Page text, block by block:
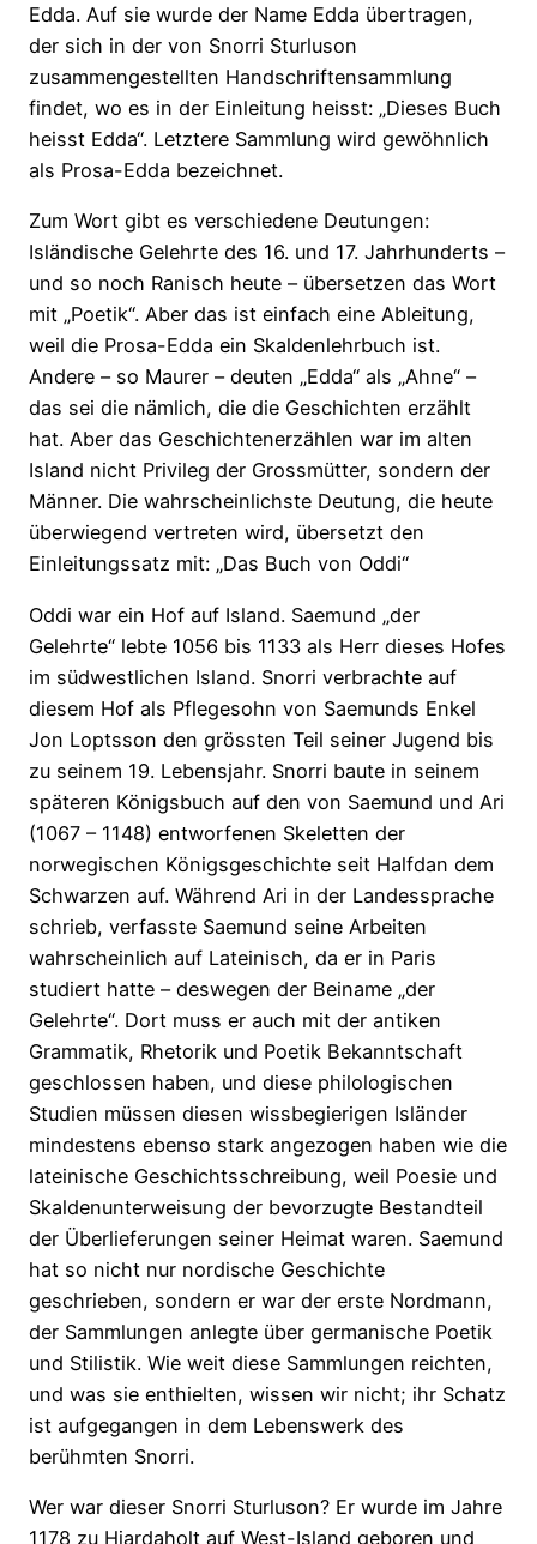
Edda. Auf sie wurde der Name Edda übertragen,
der sich in der von Snorri Sturluson
zusammengestellten Handschriftensammlung
findet, wo es in der Einleitung heisst: „Dieses Buch
heisst Edda“. Letztere Sammlung wird gewöhnlich
als Prosa-Edda bezeichnet.
Zum Wort gibt es verschiedene Deutungen:
Isländische Gelehrte des 16. und 17. Jahrhunderts –
und so noch Ranisch heute – übersetzen das Wort
mit „Poetik“. Aber das ist einfach eine Ableitung,
weil die Prosa-Edda ein Skaldenlehrbuch ist.
Andere – so Maurer – deuten „Edda“ als „Ahne“ –
das sei die nämlich, die die Geschichten erzählt
hat. Aber das Geschichtenerzählen war im alten
Island nicht Privileg der Grossmütter, sondern der
Männer. Die wahrscheinlichste Deutung, die heute
überwiegend vertreten wird, übersetzt den
Einleitungssatz mit: „Das Buch von Oddi“
Oddi war ein Hof auf Island. Saemund „der
Gelehrte“ lebte 1056 bis 1133 als Herr dieses Hofes
im südwestlichen Island. Snorri verbrachte auf
diesem Hof als Pflegesohn von Saemunds Enkel
Jon Loptsson den grössten Teil seiner Jugend bis
zu seinem 19. Lebensjahr. Snorri baute in seinem
späteren Königsbuch auf den von Saemund und Ari
(1067 – 1148) entworfenen Skeletten der
norwegischen Königsgeschichte seit Halfdan dem
Schwarzen auf. Während Ari in der Landessprache
schrieb, verfasste Saemund seine Arbeiten
wahrscheinlich auf Lateinisch, da er in Paris
studiert hatte – deswegen der Beiname „der
Gelehrte“. Dort muss er auch mit der antiken
Grammatik, Rhetorik und Poetik Bekanntschaft
geschlossen haben, und diese philologischen
Studien müssen diesen wissbegierigen Isländer
mindestens ebenso stark angezogen haben wie die
lateinische Geschichtsschreibung, weil Poesie und
Skaldenunterweisung der bevorzugte Bestandteil
der Überlieferungen seiner Heimat waren. Saemund
hat so nicht nur nordische Geschichte
geschrieben, sondern er war der erste Nordmann,
der Sammlungen anlegte über germanische Poetik
und Stilistik. Wie weit diese Sammlungen reichten,
und was sie enthielten, wissen wir nicht; ihr Schatz
ist aufgegangen in dem Lebenswerk des
berühmten Snorri.
Wer war dieser Snorri Sturluson? Er wurde im Jahre
1178 zu Hjardaholt auf West-Island geboren und